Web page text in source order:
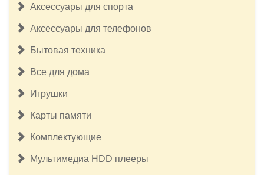
Аксессуары для спорта
Аксессуары для телефонов
Бытовая техника
Все для дома
Игрушки
Карты памяти
Комплектующие
Мультимедиа HDD плееры